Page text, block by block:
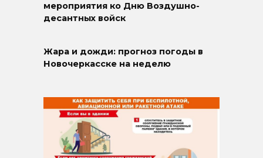
мероприятия ко Дню Воздушно-
десантных войск
Жара и дожди: прогноз погоды в
Новочеркасске на неделю